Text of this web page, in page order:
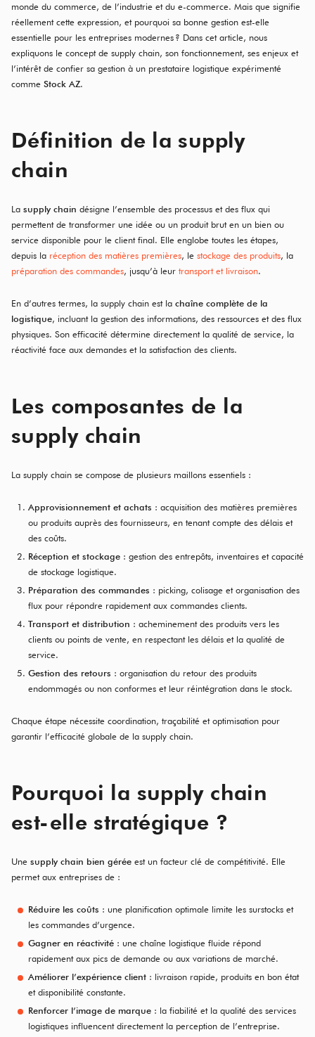
monde du commerce, de l’industrie et du e-commerce. Mais que signifie
réellement cette expression, et pourquoi sa bonne gestion est-elle
essentielle pour les entreprises modernes ? Dans cet article, nous
expliquons le concept de supply chain, son fonctionnement, ses enjeux et
l’intérêt de confier sa gestion à un prestataire logistique expérimenté
comme Stock AZ.
Définition de la supply
chain
La supply chain désigne l’ensemble des processus et des flux qui
permettent de transformer une idée ou un produit brut en un bien ou
service disponible pour le client final. Elle englobe toutes les étapes,
depuis la réception des matières premières, le stockage des produits, la
préparation des commandes, jusqu’à leur transport et livraison.
En d’autres termes, la supply chain est la chaîne complète de la
logistique, incluant la gestion des informations, des ressources et des flux
physiques. Son efficacité détermine directement la qualité de service, la
réactivité face aux demandes et la satisfaction des clients.
Les composantes de la
supply chain
La supply chain se compose de plusieurs maillons essentiels :
Approvisionnement et achats : acquisition des matières premières
ou produits auprès des fournisseurs, en tenant compte des délais et
des coûts.
Réception et stockage : gestion des entrepôts, inventaires et capacité
de stockage logistique.
Préparation des commandes : picking, colisage et organisation des
flux pour répondre rapidement aux commandes clients.
Transport et distribution : acheminement des produits vers les
clients ou points de vente, en respectant les délais et la qualité de
service.
Gestion des retours : organisation du retour des produits
endommagés ou non conformes et leur réintégration dans le stock.
Chaque étape nécessite coordination, traçabilité et optimisation pour
garantir l’efficacité globale de la supply chain.
Pourquoi la supply chain
est-elle stratégique ?
Une supply chain bien gérée est un facteur clé de compétitivité. Elle
permet aux entreprises de :
Réduire les coûts : une planification optimale limite les surstocks et
les commandes d’urgence.
Gagner en réactivité : une chaîne logistique fluide répond
rapidement aux pics de demande ou aux variations de marché.
Améliorer l’expérience client : livraison rapide, produits en bon état
et disponibilité constante.
Renforcer l’image de marque : la fiabilité et la qualité des services
logistiques influencent directement la perception de l’entreprise.